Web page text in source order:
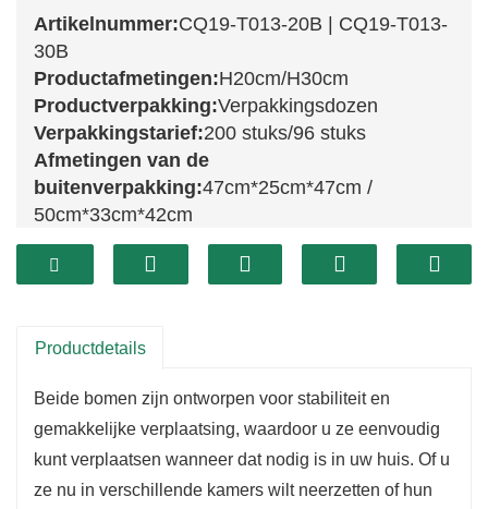
Artikelnummer:CQ19-T013-20B | CQ19-T013-
30B
Productafmetingen:H20cm/H30cm
Productverpakking:Verpakkingsdozen
Verpakkingstarief:200 stuks/96 stuks
Afmetingen van de
buitenverpakking:47cm*25cm*47cm /
50cm*33cm*42cm
De CQ19-T013-20B en CQ19-T013-30B zijn
feestelijke setting verfraaien. De CQ19-T013-
kleine ruimtes zoals tafelbladen of
vensterbanken en geeft een charmante touch
aan uw kerstdecoratie. Dankzij het compacte
formaat is hij gemakkelijk te plaatsen en biedt hij
Productdetails
Beide bomen zijn ontworpen voor stabiliteit en
gemakkelijke verplaatsing, waardoor u ze eenvoudig
kunt verplaatsen wanneer dat nodig is in uw huis. Of u
ze nu in verschillende kamers wilt neerzetten of hun